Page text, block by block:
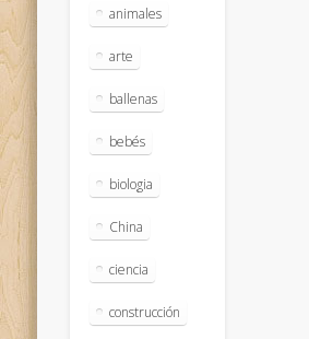
animales
arte
ballenas
bebés
biologia
China
ciencia
construcción